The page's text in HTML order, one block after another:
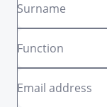
Surname
Function
Email address